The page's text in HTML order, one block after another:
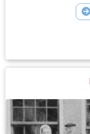
de overige foto's
speciale groepen,
kan dit beter met
daar dan getoond.